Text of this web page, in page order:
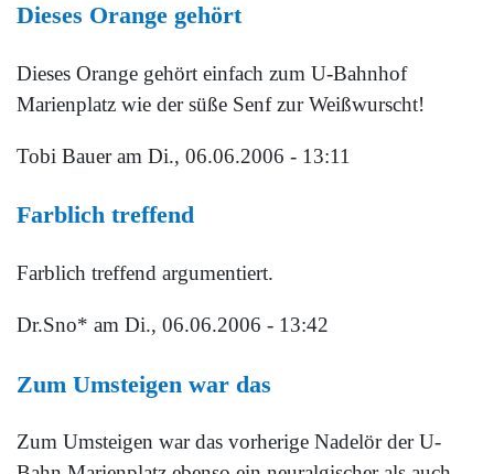
Dieses Orange gehört
Dieses Orange gehört einfach zum U-Bahnhof
Marienplatz wie der süße Senf zur Weißwurscht!
Tobi Baueram Di., 06.06.2006 - 13:11
Farblich treffend
Farblich treffend argumentiert.
Dr.Sno* am Di., 06.06.2006 - 13:42
Zum Umsteigen war das
Zum Umsteigen war das vorherige Nadelör der U-